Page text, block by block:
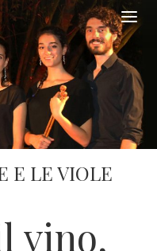
E LE VIOLE
vino,